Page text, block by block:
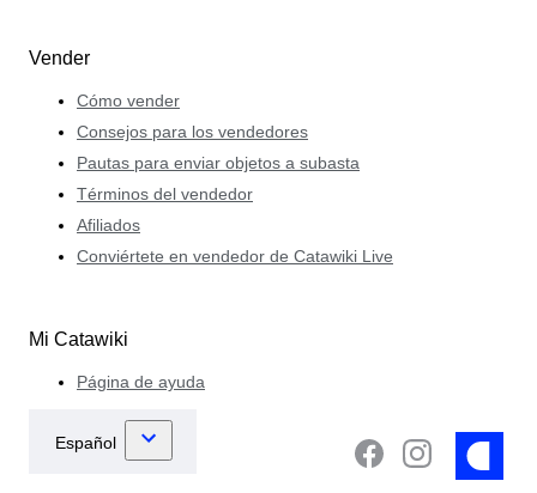
Vender
Cómo vender
Consejos para los vendedores
Pautas para enviar objetos a subasta
Términos del vendedor
Afiliados
Conviértete en vendedor de Catawiki Live
Mi Catawiki
Página de ayuda